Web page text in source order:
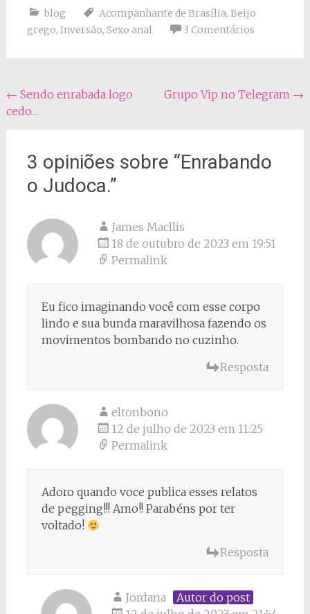
blog Acompanhante de Brasília, Beijo
grego, Inversão, Sexo anal 3 Comentários
Navegação
do
← Sendo enrabada logo
cedo…
Grupo Vip no Telegram →
3 opiniões sobre “Enrabando
o Judoca.”
James Macllis
18 de outubro de 2023 em 19:51
Permalink
Eu fico imaginando você com esse corpo
lindo e sua bunda maravilhosa fazendo os
movimentos bombando no cuzinho.
Resposta
eltonbono
12 de julho de 2023 em 11:25
Permalink
Adoro quando voce publica esses relatos
de pegging!!! Amo!! Parabéns por ter
voltado!
Resposta
Jordana
Autor do post